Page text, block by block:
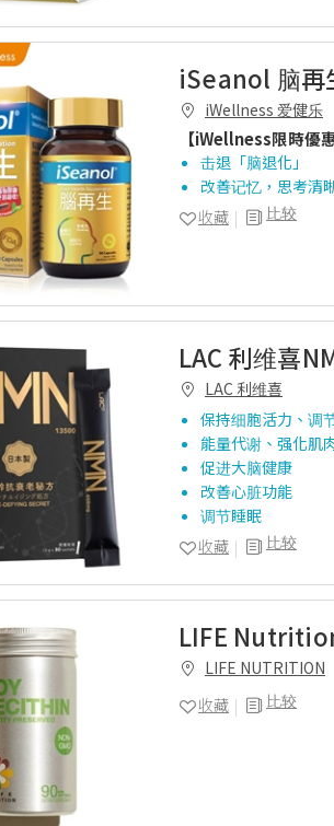
iSeanol 脑再
iWellness 爱健乐
【iWellness限時優
击退「脑退化」
改善记忆，思考清
比较
收藏
LAC 利维喜
LAC 利维喜
保持细胞活力、调
能量代谢、强化肌
促进大脑健康
改善心脏功能
调节睡眠
比较
收藏
LIFE
LIFE NUTRITION
比较
收藏